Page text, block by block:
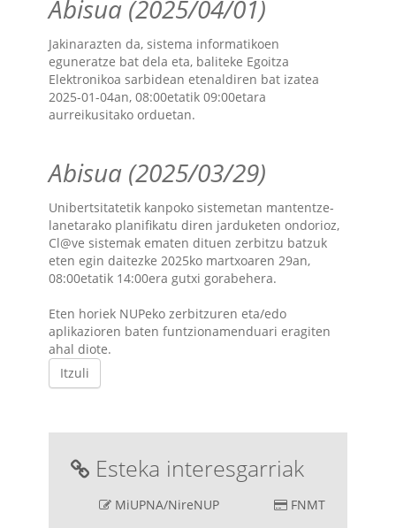
Abisua (2025/04/01)
Jakinarazten da, sistema informatikoen
eguneratze bat dela eta, baliteke Egoitza
Elektronikoa sarbidean etenaldiren bat izatea
2025-01-04an, 08:00etatik 09:00etara
aurreikusitako orduetan.
Abisua (2025/03/29)
Unibertsitatetik kanpoko sistemetan mantentze-
lanetarako planifikatu diren jarduketen ondorioz,
Cl@ve sistemak ematen dituen zerbitzu batzuk
eten egin daitezke 2025ko martxoaren 29an,
08:00etatik 14:00era gutxi gorabehera.
Eten horiek NUPeko zerbitzuren eta/edo
aplikazioren baten funtzionamenduari eragiten
ahal diote.
Itzuli
Esteka interesgarriak
MiUPNA/NireNUP
FNMT